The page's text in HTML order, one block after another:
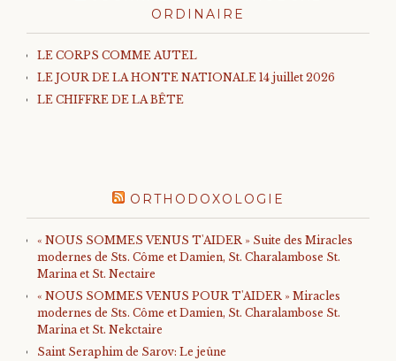
ORDINAIRE
LE CORPS COMME AUTEL
LE JOUR DE LA HONTE NATIONALE 14 juillet 2026
LE CHIFFRE DE LA BÊTE
ORTHODOXOLOGIE
« NOUS SOMMES VENUS T'AIDER » Suite des Miracles
modernes de Sts. Côme et Damien, St. Charalambose St.
Marina et St. Nectaire
« NOUS SOMMES VENUS POUR T'AIDER » Miracles
modernes de Sts. Côme et Damien, St. Charalambose St.
Marina et St. Nekctaire
Saint Seraphim de Sarov: Le jeûne